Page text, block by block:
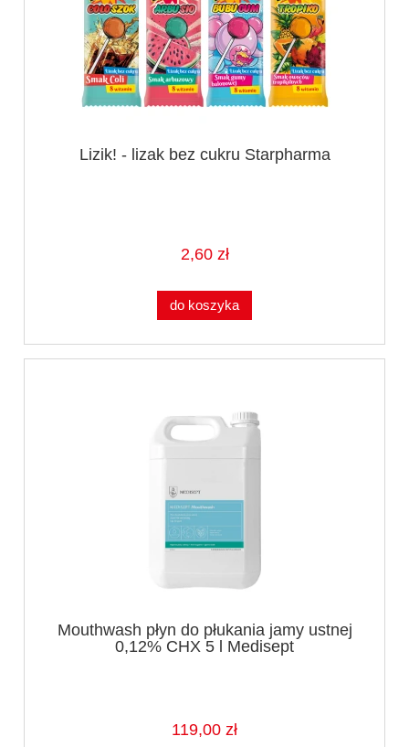
Lizik! - lizak bez cukru Starpharma
2,60 zł
do koszyka
Mouthwash płyn do płukania jamy ustnej
0,12% CHX 5 l Medisept
119,00 zł